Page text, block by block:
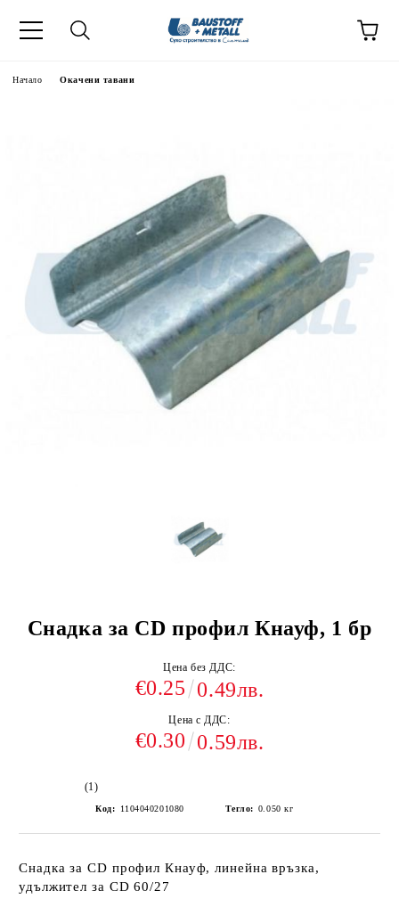
Начало Окачени тавани
Снадка за CD профил Кнауф, 1 бр
Цена без ДДС:
€0.25 0.49лв.
Цена с ДДС:
€0.30 0.59лв.
(1)
Код: 1104040201080 Тегло: 0.050 кг
Снадка за CD профил Кнауф, линейна връзка,
удължител за CD 60/27